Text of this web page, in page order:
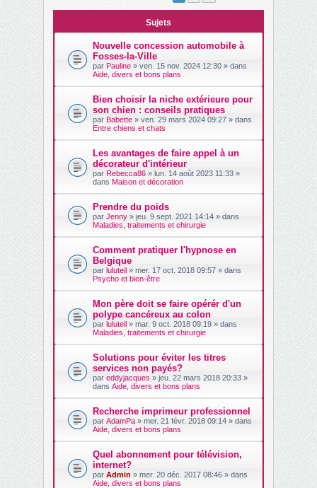
Sujets
Nouvelle concession automobile à
Fosses-la-Ville
par Pauline » ven. 15 nov. 2024 12:30 » dans
Aide, divers et bons plans
Bien choisir la niche extérieure pour
son chien : conseils pratiques
par Babette » ven. 29 mars 2024 09:27 » dans
Entre chiens et chats
Les avantages de faire appel à un
décorateur d'intérieur
par Rebecca86 » lun. 14 août 2023 11:33 »
dans Maison et décoration
Prendre du poids
par Jenny » jeu. 9 sept. 2021 14:14 » dans
Maladies, traitements et chirurgie
Comment pratiquer l'hypnose en
Belgique
par luluteil » mer. 17 oct. 2018 09:57 » dans
Psycho et bien-être
Mon père doit se faire opérér d'un
polype cancéreux au colon
par luluteil » mar. 9 oct. 2018 09:19 » dans
Maladies, traitements et chirurgie
Solutions pour éviter les titres
services non payés?
par eddyjacques » jeu. 22 mars 2018 20:33 »
dans Aide, divers et bons plans
Recherche imprimeur professionnel
par AdamPa » mer. 21 févr. 2018 09:14 » dans
Aide, divers et bons plans
Quel abonnement pour télévision,
internet?
par Admin » mer. 20 déc. 2017 08:46 » dans
Aide, divers et bons plans